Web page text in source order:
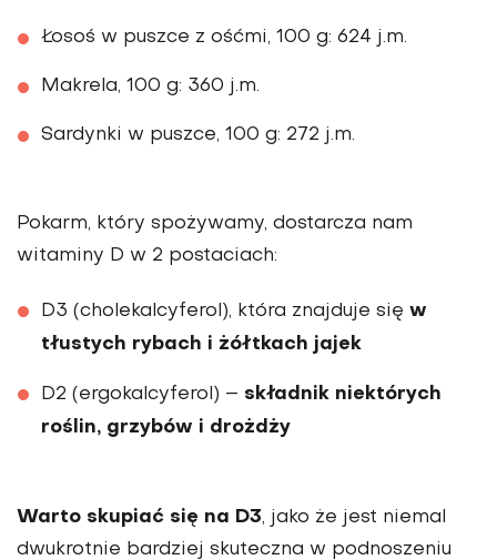
Łosoś w puszce z ośćmi, 100 g: 624 j.m.
Makrela, 100 g: 360 j.m.
Sardynki w puszce, 100 g: 272 j.m.
Pokarm, który spożywamy, dostarcza nam
witaminy D w 2 postaciach:
D3 (cholekalcyferol), która znajduje się w
tłustych rybach i żółtkach jajek
D2 (ergokalcyferol) – składnik niektórych
roślin, grzybów i drożdży
Warto skupiać się na D3, jako że jest niemal
dwukrotnie bardziej skuteczna w podnoszeniu